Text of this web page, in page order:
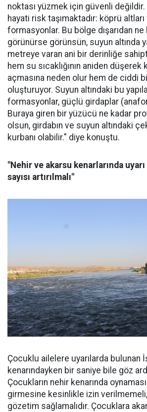
noktası yüzmek için güvenli
hayati risk taşımaktadır: köprü
formasyonlar. Bu bölge dışarıdan
görünürse görünsün, suyun altında
metreye varan ani bir derinliğe
hem su sıcaklığının aniden düşerek
açmasına neden olur hem de ciddi
oluşturuyor. Suyun altındaki bu
formasyonlar, güçlü girdaplar
Buraya giren bir yüzücü ne kadar
olsun, girdabın ve suyun altındaki
kurbanı olabilir." diye konuştu.
"Nehir ve akarsu kenarlarında uyarı
sayısı artırılmalı"
Çocuklu ailelere uyarılarda bulunan
kenarındayken bir saniye bile göz
Çocukların nehir kenarında
girmesine kesinlikle izin
gözetim sağlamalıdır. Çocuklara